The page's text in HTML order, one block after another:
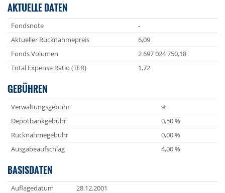
AKTUELLE DATEN
Fondsnote
-
Aktueller Rücknahmepreis
6,09
Fonds Volumen
2 697 024 750,18
Total Expense Ratio (TER)
1,72
GEBÜHREN
Verwaltungsgebühr
%
Depotbankgebühr
0,50 %
Rücknahmegebühr
0,00 %
Ausgabeaufschlag
4,00 %
BASISDATEN
Auflagedatum
28.12.2001